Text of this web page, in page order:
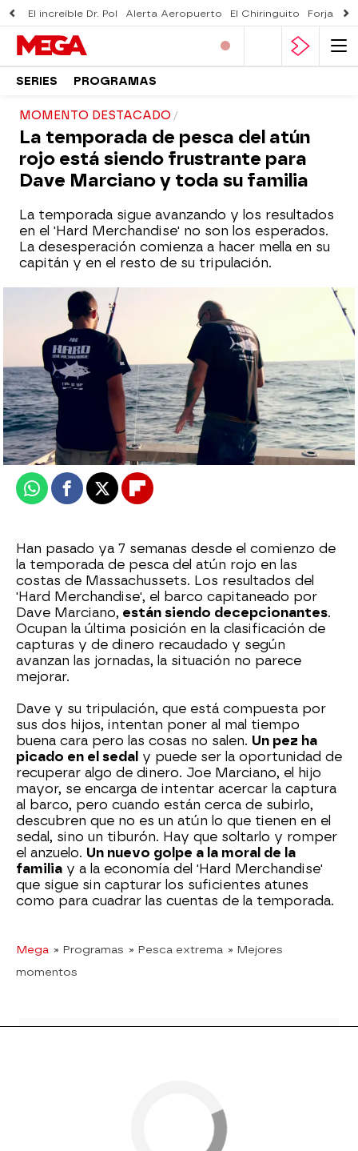
El increíble Dr. Pol Alerta Aeropuerto El Chiringuito Forjado
SERIES PROGRAMAS
MOMENTO DESTACADO
La temporada de pesca del atún
rojo está siendo frustrante para
Dave Marciano y toda su familia
La temporada sigue avanzando y los resultados
en el 'Hard Merchandise' no son los esperados.
La desesperación comienza a hacer mella en su
capitán y en el resto de su tripulación.
mega
Publicado:04 de marzo de 2025, 18:00
WhatsappFacebook
X Flipboard
Han pasado ya 7 semanas desde el comienzo de
la temporada de pesca del atún rojo en las
costas de Massachussets. Los resultados del
'Hard Merchandise', el barco capitaneado por
Dave Marciano, están siendo decepcionantes.
Ocupan la última posición en la clasificación de
capturas y de dinero recaudado y según
avanzan las jornadas, la situación no parece
mejorar.
Dave y su tripulación, que está compuesta por
sus dos hijos, intentan poner al mal tiempo
buena cara pero las cosas no salen. Un pez ha
picado en el sedal y puede ser la oportunidad de
recuperar algo de dinero. Joe Marciano, el hijo
mayor, se encarga de intentar acercar la captura
al barco, pero cuando están cerca de subirlo,
descubren que no es un atún lo que tienen en el
sedal, sino un tiburón. Hay que soltarlo y romper
el anzuelo. Un nuevo golpe a la moral de la
familia y a la economía del 'Hard Merchandise'
que sigue sin capturar los suficientes atunes
como para cuadrar las cuentas de la temporada.
Mega » Programas » Pesca extrema » Mejores
momentos